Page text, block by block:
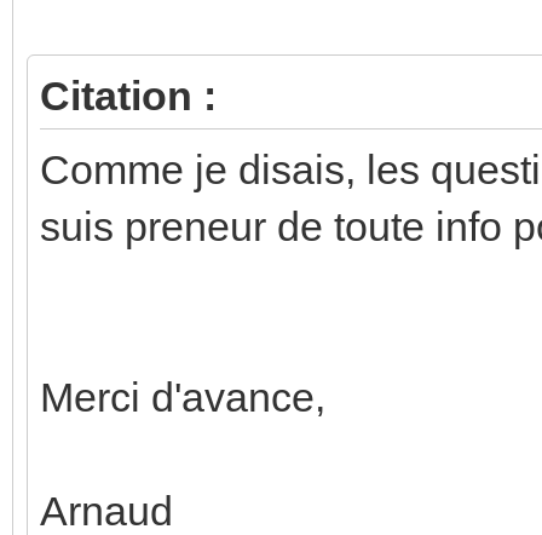
Citation :
Comme je disais, les
suis preneur de toute info
Merci d'avance,
Arnaud